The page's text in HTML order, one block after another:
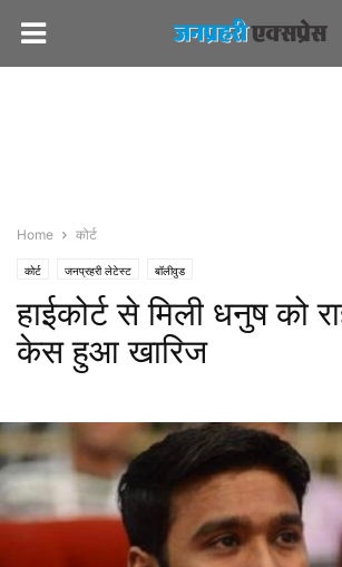
Home कोर्ट
कोर्ट जनप्रहरी लेटेस्ट बॉलीवुड
हाईकोर्ट से मिली धनुष को
केस हुआ खारिज